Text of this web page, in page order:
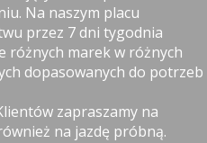
Na naszym placu
przez 7 dni tygodnia
różnych marek w różnych
dopasowanych do potrzeb
zapraszamy na
na jazdę próbną.